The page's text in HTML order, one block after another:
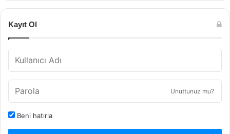
Kayıt Ol
Unuttunuz mu?
Beni hatırla